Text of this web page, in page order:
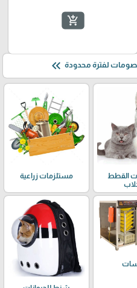
add_shopping_cart
لفترة محدودة keyboard_double_arrow_left
القطط
مستلزمات زراعية